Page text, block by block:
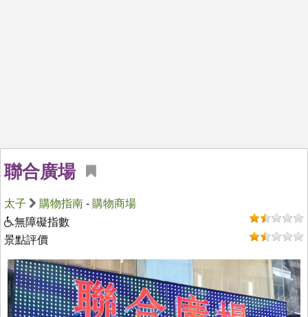
聯合廣場
太子 購物指南 - 購物商場
無障礙指數
景點評價